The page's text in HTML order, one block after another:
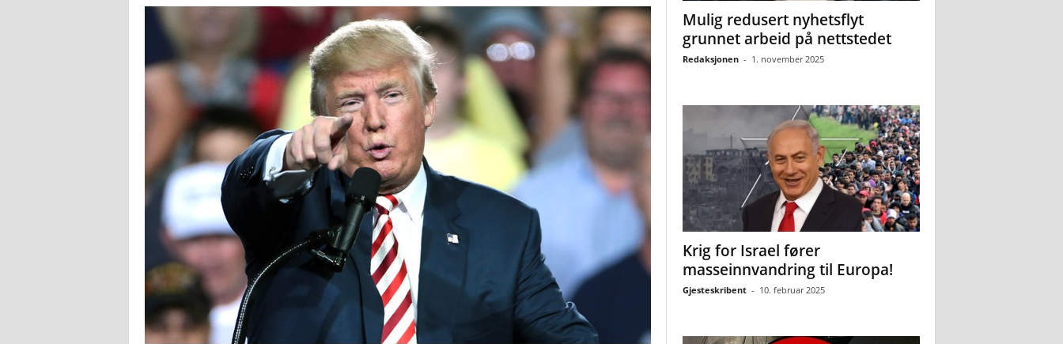
Mulig redusert nyhetsflyt
grunnet arbeid på nettstedet
Redaksjonen - 1. november 2025
Krig for Israel fører
masseinnvandring til Europa!
Gjesteskribent - 10. februar 2025